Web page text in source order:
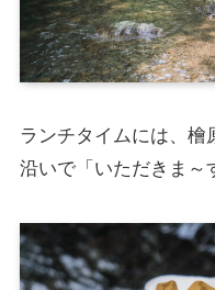
ランチタイムには、檜
沿いで「いただきま～